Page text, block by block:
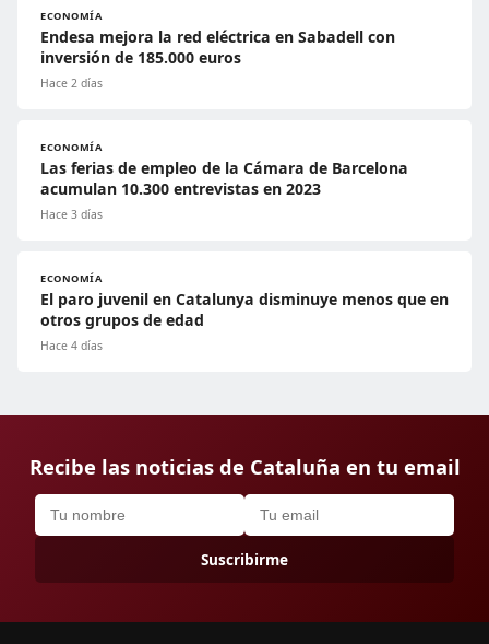
ECONOMÍA
Endesa mejora la red eléctrica en Sabadell con
inversión de 185.000 euros
Hace 2 días
ECONOMÍA
Las ferias de empleo de la Cámara de Barcelona
acumulan 10.300 entrevistas en 2023
Hace 3 días
ECONOMÍA
El paro juvenil en Catalunya disminuye menos que en
otros grupos de edad
Hace 4 días
Recibe las noticias de Cataluña en tu email
Suscribirme